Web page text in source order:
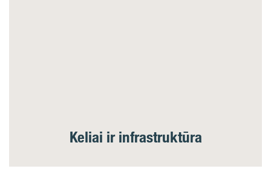
Keliai ir infrastruktūra